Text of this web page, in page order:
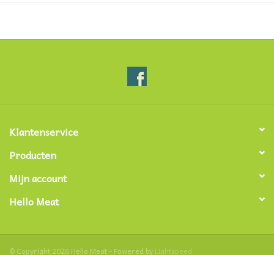
Klantenservice
Producten
Mijn account
Hello Meat
© Copyright 2026 Hello Meat - Powered by Lightspeed